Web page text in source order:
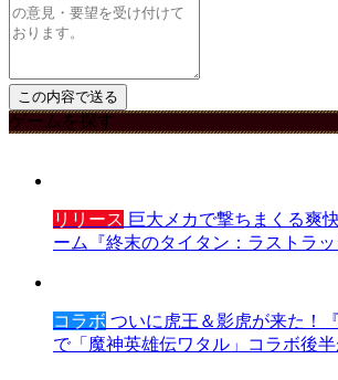
ゲームを探す
リリース 巨大メカで撃ちまくる爽
ーム『終末のタイタン：ラストラッ
コラボ ついに虎王＆影虎が来た！
で「魔神英雄伝ワタル」コラボ後半